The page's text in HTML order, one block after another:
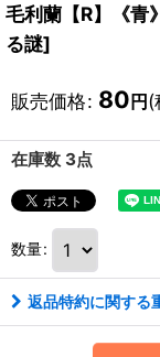
毛利蘭【R】《青
る謎]
販売価格: 80 円 (
在庫数 3点
数量:
返品特約に関する